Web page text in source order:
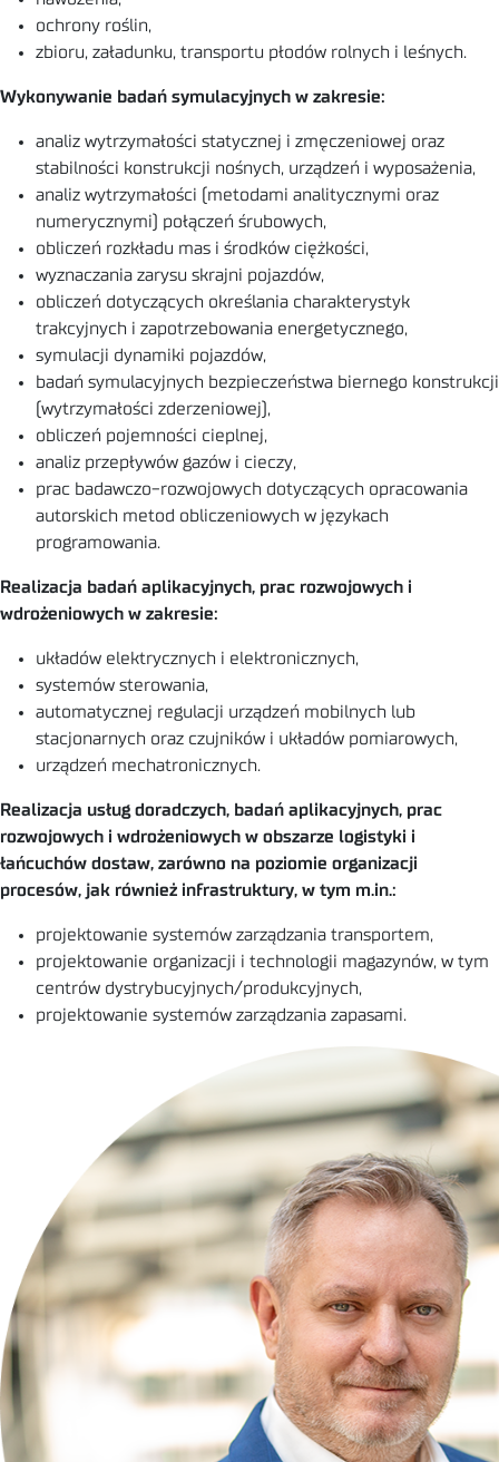
ochrony roślin,
zbioru, załadunku, transportu płodów rolnych i leśnych.
Wykonywanie badań symulacyjnych w zakresie:
analiz wytrzymałości statycznej i zmęczeniowej oraz
stabilności konstrukcji nośnych, urządzeń i wyposażenia,
analiz wytrzymałości (metodami analitycznymi oraz
numerycznymi) połączeń śrubowych,
obliczeń rozkładu mas i środków ciężkości,
wyznaczania zarysu skrajni pojazdów,
obliczeń dotyczących określania charakterystyk
trakcyjnych i zapotrzebowania energetycznego,
symulacji dynamiki pojazdów,
badań symulacyjnych bezpieczeństwa biernego konstrukcji
(wytrzymałości zderzeniowej),
obliczeń pojemności cieplnej,
analiz przepływów gazów i cieczy,
prac badawczo-rozwojowych dotyczących opracowania
autorskich metod obliczeniowych w językach
programowania.
Realizacja badań aplikacyjnych, prac rozwojowych i
wdrożeniowych w zakresie:
układów elektrycznych i elektronicznych,
systemów sterowania,
automatycznej regulacji urządzeń mobilnych lub
stacjonarnych oraz czujników i układów pomiarowych,
urządzeń mechatronicznych.
Realizacja usług doradczych, badań aplikacyjnych, prac
rozwojowych i wdrożeniowych w obszarze logistyki i
łańcuchów dostaw, zarówno na poziomie organizacji
procesów, jak również infrastruktury, w tym m.in.:
projektowanie systemów zarządzania transportem,
projektowanie organizacji i technologii magazynów, w tym
centrów dystrybucyjnych/produkcyjnych,
projektowanie systemów zarządzania zapasami.